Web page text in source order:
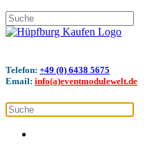
Telefon: +49 (0) 6438 5675
Email: info(a)eventmodulewelt.de